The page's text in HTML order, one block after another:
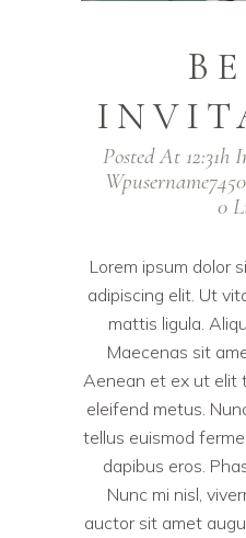
Posted At 12:31h
Wpusername7450
0
Lorem ipsum dolor
adipiscing elit. Ut
mattis ligula.
Maecenas sit
Aenean et ex ut elit
eleifend metus.
tellus euismod
dapibus eros.
Nunc mi nisl,
auctor sit amet